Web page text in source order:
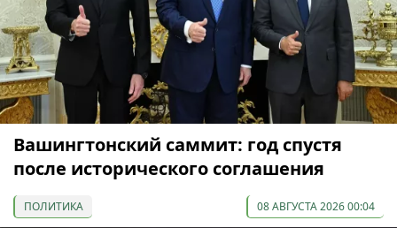
Вашингтонский саммит: год спустя
после исторического соглашения
ПОЛИТИКА 08 АВГУСТА 2026 00:04